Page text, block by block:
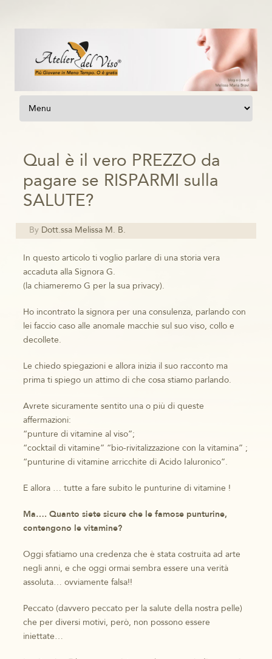
Vai al contenuto
Qual è il vero PREZZO da
pagare se RISPARMI sulla
SALUTE?
By Dott.ssa Melissa M. B.
In questo articolo ti voglio parlare di una storia vera
accaduta alla Signora G.
(la chiameremo G per la sua privacy).
Ho incontrato la signora per una consulenza, parlando con
lei faccio caso alle anomale macchie sul suo viso, collo e
decollete.
Le chiedo spiegazioni e allora inizia il suo racconto ma
prima ti spiego un attimo di che cosa stiamo parlando.
Avrete sicuramente sentito una o più di queste
affermazioni:
“punture di vitamine al viso”;
“cocktail di vitamine” “bio-rivitalizzazione con la vitamina” ;
“punturine di vitamine arricchite di Acido Ialuronico”.
E allora … tutte a fare subito le punturine di vitamine !
Ma…. Quanto siete sicure che le famose punturine,
contengono le vitamine?
Oggi sfatiamo una credenza che è stata costruita ad arte
negli anni, e che oggi ormai sembra essere una verità
assoluta… ovviamente falsa!!
Peccato (davvero peccato per la salute della nostra pelle)
che per diversi motivi, però, non possono essere
iniettate…